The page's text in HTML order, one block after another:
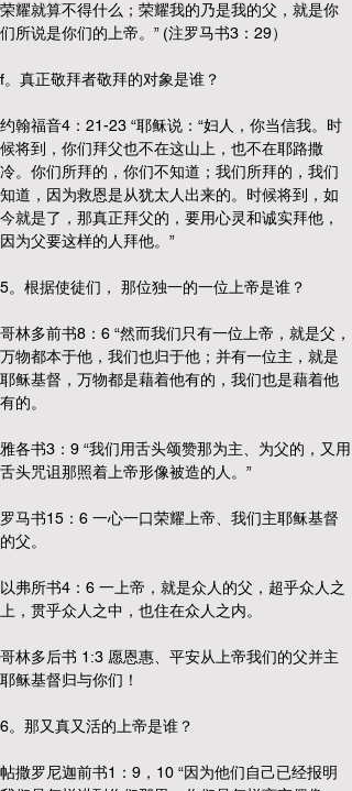
荣耀就算不得什么；荣耀我的乃是我的父，就是你
们所说是你们的上帝。” (注罗马书3：29）
f。真正敬拜者敬拜的对象是谁？
约翰福音4：21-23 “耶稣说：“妇人，你当信我。时
候将到，你们拜父也不在这山上，也不在耶路撒
冷。你们所拜的，你们不知道；我们所拜的，我们
知道，因为救恩是从犹太人出来的。时候将到，如
今就是了，那真正拜父的，要用心灵和诚实拜他，
因为父要这样的人拜他。”
5。根据使徒们， 那位独一的一位上帝是谁？
哥林多前书8：6 “然而我们只有一位上帝，就是父，
万物都本于他，我们也归于他；并有一位主，就是
耶稣基督，万物都是藉着他有的，我们也是藉着他
有的。
雅各书3：9 “我们用舌头颂赞那为主、为父的，又用
舌头咒诅那照着上帝形像被造的人。”
罗马书15：6 一心一口荣耀上帝、我们主耶稣基督
的父。
以弗所书4：6 一上帝，就是众人的父，超乎众人之
上，贯乎众人之中，也住在众人之内。
哥林多后书 1:3 愿恩惠、平安从上帝我们的父并主
耶稣基督归与你们！
6。那又真又活的上帝是谁？
帖撒罗尼迦前书1：9，10 “因为他们自己已经报明